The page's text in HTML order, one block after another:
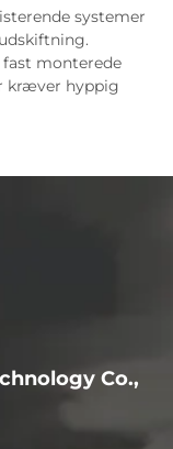
systemer
monterede
kræver hyppig
Co.,